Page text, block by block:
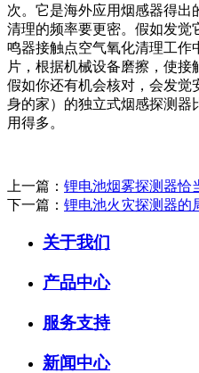
次。它是海外应用烟感器得
清理的频率要更密。假如发觉
鸣器接触点空气氧化清理工作
片，根据机械设备磨擦，使接
假如你还有机会核对，会发觉
身的家）的独立式烟感探测器
用得多。
上一篇： 锂电池烟雾探测器恰
下一篇： 锂电池火灾探测器的
关于我们
产品中心
服务支持
新闻中心